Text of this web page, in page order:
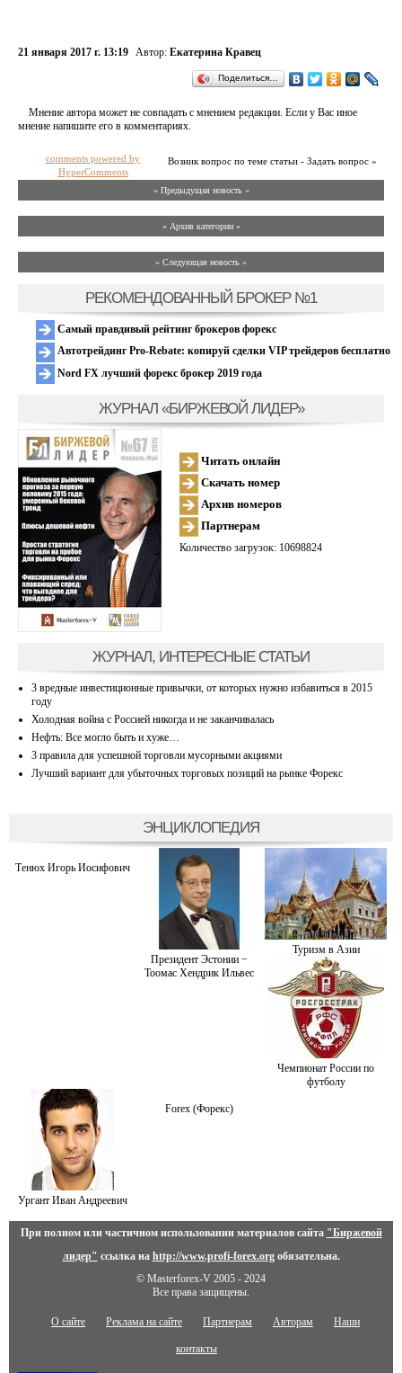
21 января 2017 г. 13:19 Автор: Екатерина Кравец
Поделиться…
Мнение автора может не совпадать с мнением редакции. Если у Вас иное
мнение напишите его в комментариях.
Возник вопрос по теме статьи - Задать вопрос »
comments powered by
HyperComments
« Предыдущая новость «
» Архив категории «
» Следующая новость »
РЕКОМЕНДОВАННЫЙ БРОКЕР №1
Самый правдивый рейтинг брокеров форекс
Автотрейдинг Pro-Rebate: копируй сделки VIP трейдеров бесплатно
Nord FX лучший форекс брокер 2019 года
ЖУРНАЛ «БИРЖЕВОЙ ЛИДЕР»
Читать онлайн
Скачать номер
Архив номеров
Партнерам
Количество загрузок: 10698824
ЖУРНАЛ, ИНТЕРЕСНЫЕ СТАТЬИ
3 вредные инвестиционные привычки, от которых нужно избавиться в 2015
году
Холодная война с Россией никогда и не заканчивалась
Нефть: Все могло быть и хуже…
3 правила для успешной торговли мусорными акциями
Лучший вариант для убыточных торговых позиций на рынке Форекс
ЭНЦИКЛОПЕДИЯ
Тенюх Игорь Иосифович
Президент Эстонии −
Тоомас Хендрик Ильвес
Туризм в Азии
Чемпионат России по
футболу
Ургант Иван Андреевич
Forex (Форекс)
При полном или частичном использовании материалов сайта "Биржевой
лидер" ссылка на http://www.profi-forex.orgобязательна.
© Masterforex-V 2005 - 2024
Все права защищены.
О сайте Реклама на сайте Партнерам Авторам Наши
контакты